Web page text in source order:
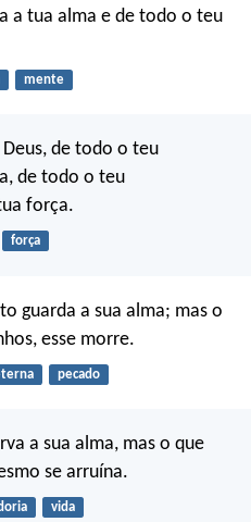
a tua alma e de todo o teu
mente
de todo o teu
de todo o teu
força.
força
guarda a sua alma; mas o
esse morre.
pecado
a sua alma, mas o que
se arruína.
vida